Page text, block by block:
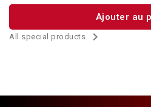
Ajouter au
All special products 